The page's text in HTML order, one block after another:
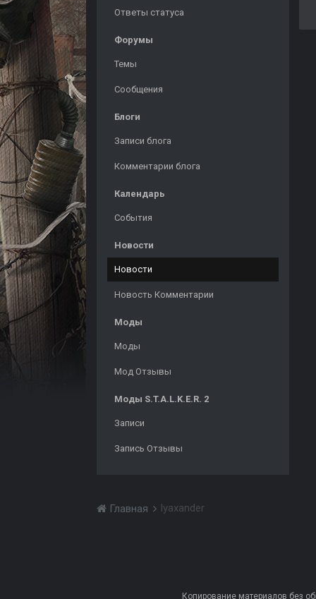
Ответы статуса
Форумы
Темы
Сообщения
Блоги
Записи блога
Комментарии блога
Календарь
События
Новости
Новости
Новость Комментарии
Моды
Моды
Мод Отзывы
Моды S.T.A.L.K.E.R. 2
Записи
Запись Отзывы
Главная lyaxander
Копирование материалов без